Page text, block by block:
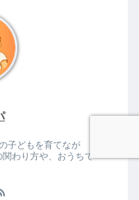
子どもを育てなが
わり方や、おうちで